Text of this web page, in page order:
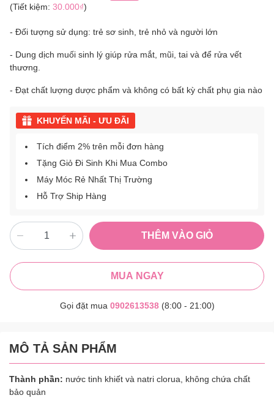
(Tiết kiệm: 30.000₫)
- Đối tượng sử dụng: trẻ sơ sinh, trẻ nhỏ và người lớn
- Dung dịch muối sinh lý giúp rửa mắt, mũi, tai và để rửa vết
thương.
- Đạt chất lượng dược phẩm và không có bất kỳ chất phụ gia nào
KHUYẾN MÃI - ƯU ĐÃI
Tích điểm 2% trên mỗi đơn hàng
Tặng Giỏ Đi Sinh Khi Mua Combo
Máy Móc Rẻ Nhất Thị Trường
Hỗ Trợ Ship Hàng
THÊM VÀO GIỎ
MUA NGAY
Gọi đặt mua 0902613538(8:00 - 21:00)
MÔ TẢ SẢN PHẨM
Thành phần: nước tinh khiết và natri clorua, không chứa chất
bảo quản